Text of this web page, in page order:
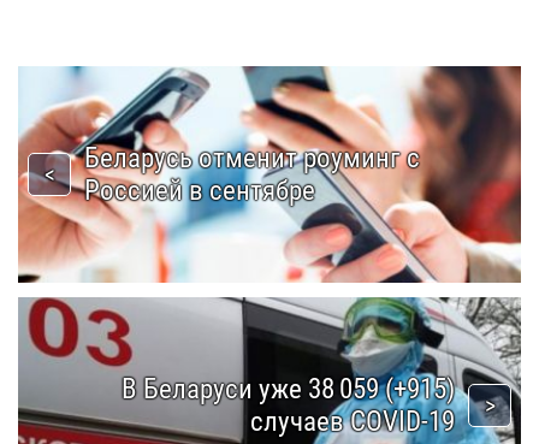
Беларусь отменит роуминг с
Россией в сентябре
В Беларуси уже 38 059 (+915)
случаев COVID-19